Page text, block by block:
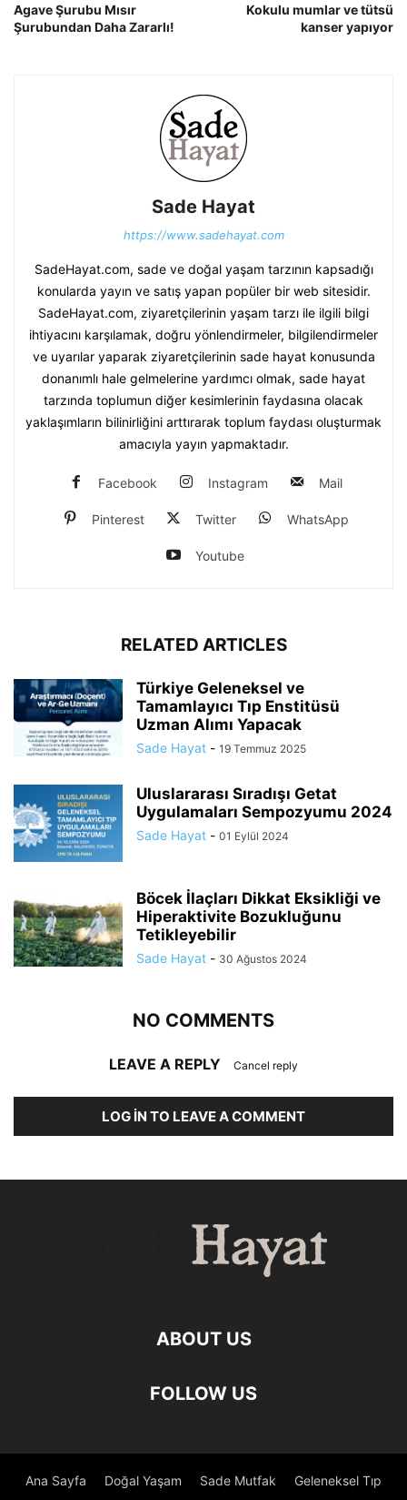
Agave Şurubu Mısır
Şurubundan Daha Zararlı!
Kokulu mumlar ve tütsü
kanser yapıyor
Sade Hayat
https://www.sadehayat.com
SadeHayat.com, sade ve doğal yaşam tarzının kapsadığı
konularda yayın ve satış yapan popüler bir web sitesidir.
SadeHayat.com, ziyaretçilerinin yaşam tarzı ile ilgili bilgi
ihtiyacını karşılamak, doğru yönlendirmeler, bilgilendirmeler
ve uyarılar yaparak ziyaretçilerinin sade hayat konusunda
donanımlı hale gelmelerine yardımcı olmak, sade hayat
tarzında toplumun diğer kesimlerinin faydasına olacak
yaklaşımların bilinirliğini arttırarak toplum faydası oluşturmak
amacıyla yayın yapmaktadır.
Facebook Instagram Mail
Pinterest Twitter WhatsApp
Youtube
RELATED ARTICLES
Türkiye Geleneksel ve
Tamamlayıcı Tıp Enstitüsü
Uzman Alımı Yapacak
Sade Hayat - 19 Temmuz 2025
Uluslararası Sıradışı Getat
Uygulamaları Sempozyumu 2024
Sade Hayat - 01 Eylül 2024
Böcek İlaçları Dikkat Eksikliği ve
Hiperaktivite Bozukluğunu
Tetikleyebilir
Sade Hayat - 30 Ağustos 2024
NO COMMENTS
LEAVE A REPLY Cancel reply
LOG IN TO LEAVE A COMMENT
ABOUT US
FOLLOW US
Ana Sayfa Doğal Yaşam Sade Mutfak Geleneksel Tıp